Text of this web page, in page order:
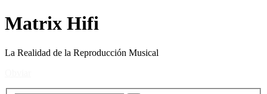
Matrix Hifi
La Realidad de la Reproducción Musical